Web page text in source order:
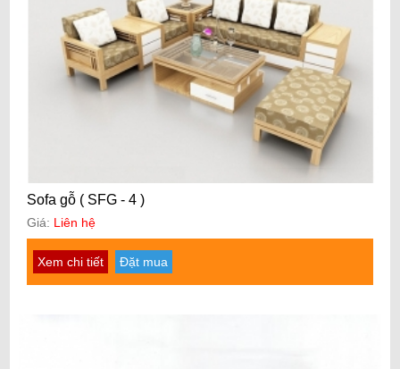
Sofa gỗ ( SFG - 4 )
Giá: Liên hệ
Xem chi tiết Đặt mua